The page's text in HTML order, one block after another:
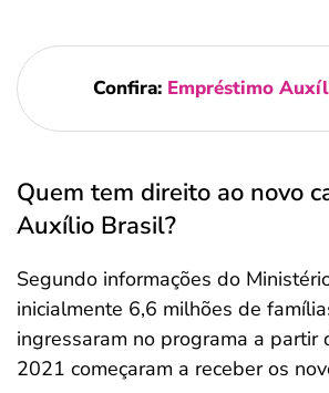
Confira: Empréstimo
Quem tem direito ao novo
Auxílio Brasil?
Segundo informações do
inicialmente 6,6 milhões de
ingressaram no programa a partir
2021 começaram a receber os